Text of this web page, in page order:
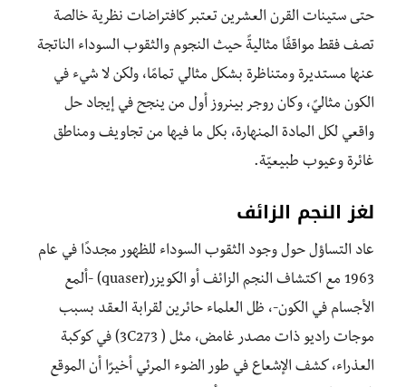
حتى ستينات القرن العشرين تعتبر كافتراضات نظرية خالصة
تصف فقط مواقفًا مثاليةً حيث النجوم والثقوب السوداء الناتجة
عنها مستديرة ومتناظرة بشكل مثالي تمامًا، ولكن لا شيء في
الكون مثاليً، وكان روجر بينروز أول من ينجح في إيجاد حل
واقعي لكل المادة المنهارة، بكل ما فيها من تجاويف ومناطق
غائرة وعيوب طبيعيّة.
لغز النجم الزائف
عاد التساؤل حول وجود الثقوب السوداء للظهور مجددًا في عام
1963 مع اكتشاف النجم الزائف أو الكويزر(quaser) -ألمع
الأجسام في الكون-، ظل العلماء حائرين لقرابة العقد بسبب
موجات راديو ذات مصدر غامض، مثل ( 3C273) في كوكبة
العذراء، كشف الإشعاع في طور الضوء المرئي أخيرًا أن الموقع